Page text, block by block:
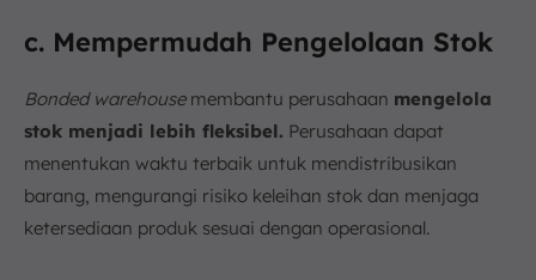
c. Mempermudah Pengelolaan Stok
Bonded warehouse membantu perusahaan mengelola
stok menjadi lebih fleksibel. Perusahaan dapat
menentukan waktu terbaik untuk mendistribusikan
barang, mengurangi risiko keleihan stok dan menjaga
ketersediaan produk sesuai dengan operasional.